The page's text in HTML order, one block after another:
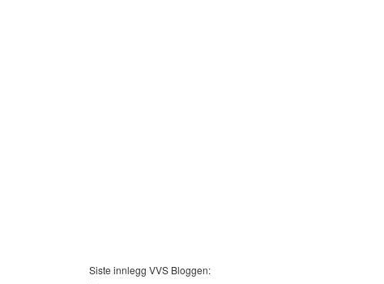
Siste innlegg VVS Bloggen: